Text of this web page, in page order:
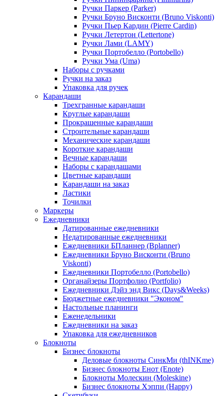
Ручки Паркер (Parker)
Ручки Бруно Висконти (Bruno Viskonti)
Ручки Пьер Кардин (Pierre Cardin)
Ручки Летертон (Lettertone)
Ручки Лами (LAMY)
Ручки Портобелло (Portobello)
Ручки Ума (Uma)
Наборы с ручками
Ручки на заказ
Упаковка для ручек
Карандаши
Трехгранные карандаши
Круглые карандаши
Прокрашенные карандаши
Строительные карандаши
Механические карандаши
Короткие карандаши
Вечные карандаши
Наборы с карандашами
Цветные карандаши
Карандаши на заказ
Ластики
Точилки
Маркеры
Ежедневники
Датированные ежедневники
Недатированные ежедневники
Ежедневники БПланнер (Bplanner)
Ежедневники Бруно Висконти (Bruno
Viskonti)
Ежедневники Портобелло (Portobello)
Органайзеры Портфолио (Portfolio)
Ежедневники Дэйз энд Викс (Days&Weeks)
Бюджетные ежедневники "Эконом"
Настольные планинги
Еженедельники
Ежедневники на заказ
Упаковка для ежедневников
Блокноты
Бизнес блокноты
Деловые блокноты СинкМи (thINKme)
Бизнес блокноты Енот (Enote)
Блокноты Молескин (Moleskine)
Бизнес блокноты Хэппи (Happy)